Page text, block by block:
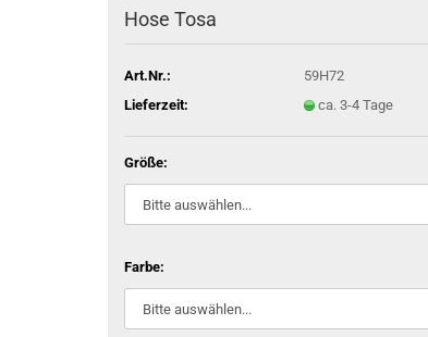
Hose Tosa
Art.Nr.:
59H72
Lieferzeit:
ca. 3-4 Tage
Größe:
Farbe: